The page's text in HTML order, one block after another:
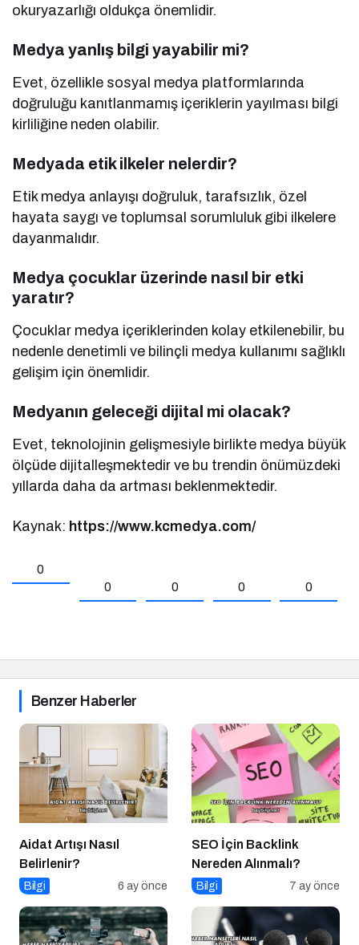
okuryazarlığı oldukça önemlidir.
Medya yanlış bilgi yayabilir mi?
Evet, özellikle sosyal medya platformlarında
doğruluğu kanıtlanmamış içeriklerin yayılması bilgi
kirliliğine neden olabilir.
Medyada etik ilkeler nelerdir?
Etik medya anlayışı doğruluk, tarafsızlık, özel
hayata saygı ve toplumsal sorumluluk gibi ilkelere
dayanmalıdır.
Medya çocuklar üzerinde nasıl bir etki
yaratır?
Çocuklar medya içeriklerinden kolay etkilenebilir, bu
nedenle denetimli ve bilinçli medya kullanımı sağlıklı
gelişim için önemlidir.
Medyanın geleceği dijital mi olacak?
Evet, teknolojinin gelişmesiyle birlikte medya büyük
ölçüde dijitalleşmektedir ve bu trendin önümüzdeki
yıllarda daha da artması beklenmektedir.
Kaynak: https://www.kcmedya.com/
0
0
0 0 0
Benzer Haberler
Aidat Artışı Nasıl
Belirlenir?
Bilgi 6 ay önce
SEO İçin Backlink
Nereden Alınmalı?
Bilgi 7 ay önce